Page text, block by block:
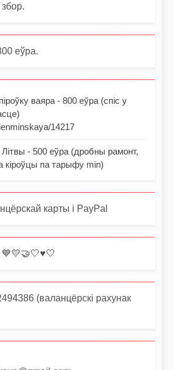
збор.
еўра.
ваяра - 800 еўра (спіс у
14217
- 500 еўра (дробны рамонт,
кіроўцы па тарыфу min)
карты і PayPal
(валанцёрскі рахунак